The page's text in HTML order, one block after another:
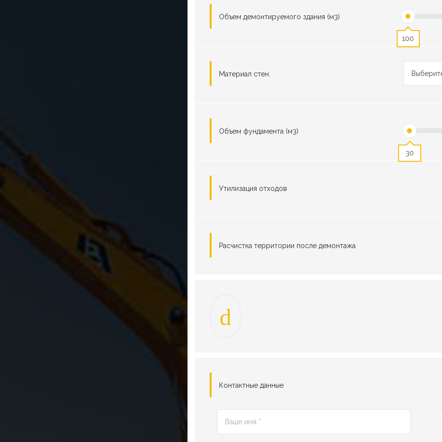
Объем демонтируемого здания (м3)
100
Материал стен:
Объем фундамента (м3)
30
Утилизация отходов
Расчистка территории после демонтажа
Контактные данные